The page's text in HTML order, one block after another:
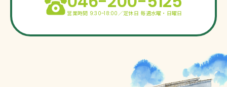
営業時間 9:30~18:00／定休日 毎週水曜・日曜日